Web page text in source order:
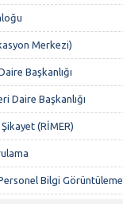
Merkezi)
Başkanlığı
Daire Başkanlığı
(RİMER)
Bilgi Görüntüleme